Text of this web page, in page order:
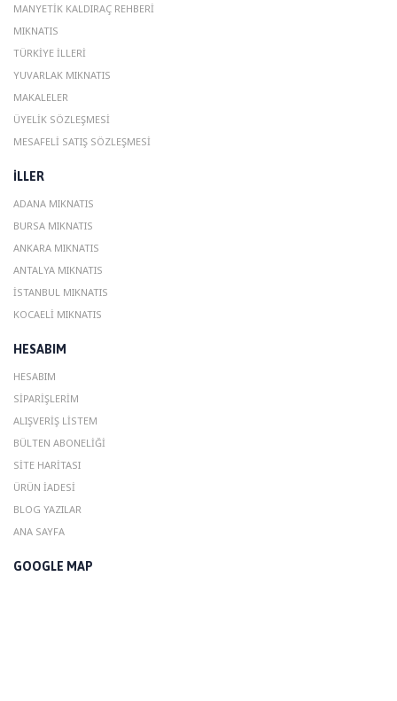
MANYETIK KALDIRAÇ REHBERI
MIKNATIS
TÜRKIYE İLLERI
YUVARLAK MIKNATIS
MAKALELER
ÜYELIK SÖZLEŞMESI
MESAFELI SATIŞ SÖZLEŞMESI
ILLER
ADANA MIKNATIS
BURSA MIKNATIS
ANKARA MIKNATIS
ANTALYA MIKNATIS
ISTANBUL MIKNATIS
KOCAELI MIKNATIS
HESABIM
HESABIM
SIPARIŞLERIM
ALIŞVERIŞ LISTEM
BÜLTEN ABONELIĞI
SITE HARITASI
ÜRÜN İADESI
BLOG YAZILAR
ANA SAYFA
GOOGLE MAP